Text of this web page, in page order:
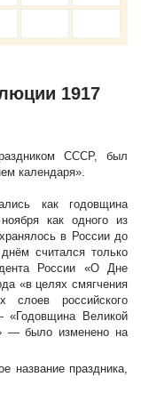
1917
СССР, был
календаря».
как годовщина
как одного из
в России до
считался только
России «О Дне
«в целях смягчения
слоев российского
«Годовщина Великой
— было изменено на
название праздника,